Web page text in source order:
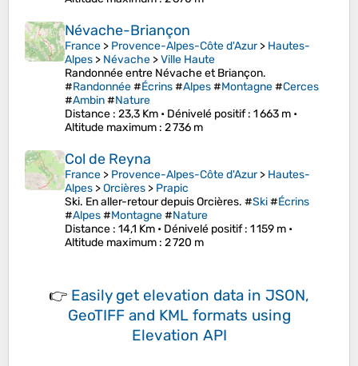
Névache-Briançon
France > Provence-Alpes-Côte d'Azur> Hautes-
Alpes > Névache >Ville Haute
Randonnée entre Névache et Briançon.
#Randonnée#Écrins#Alpes#Montagne#Cerces
#Ambin#Nature
Distance : 23,3 Km • Dénivelé positif: 1 663 m •
Altitude maximum : 2 736 m
Col de Reyna
France > Provence-Alpes-Côte d'Azur> Hautes-
Alpes >Orcières > Prapic
Ski. En aller-retour depuis Orcières. #Ski#Écrins
#Alpes#Montagne#Nature
Distance : 14,1 Km • Dénivelé positif: 1 159 m •
Altitude maximum : 2 720 m
👉 Easily get elevation data in JSON,
GeoTIFF and KML formats using
Elevation API